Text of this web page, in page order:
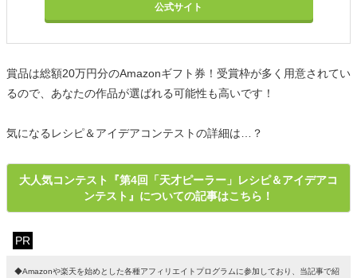
公式サイト
賞品は総額20万円分のAmazonギフト券！受賞枠が多く用意されてい
るので、あなたの作品が選ばれる可能性も高いです！
気になるレシピ＆アイデアコンテストの詳細は…？
大人気コンテスト『第4回「天才ピーラー」レシピ＆アイデアコ
ンテスト』についての記事はこちら！
PR
◆Amazonや楽天を始めとした各種アフィリエイトプログラムに参加しており、当記事で紹